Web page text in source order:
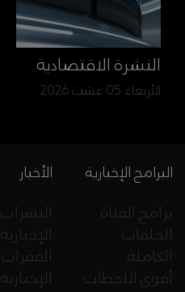
النشرة الاقتصادية
الأربعاء 05 غشت 2026
الأخبار
النشرات
الإخبارية
الفقرات
الإخبارية
البرامج الإخبارية
برامج القناة
الحلقات
الكاملة
أقوى اللحظات